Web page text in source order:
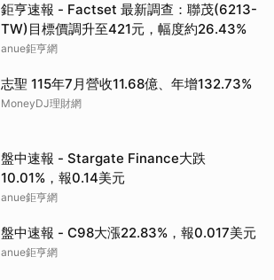
鉅亨速報 - Factset 最新調查：聯茂(6213-
TW)目標價調升至421元，幅度約26.43%
anue鉅亨網
志聖 115年7月營收11.68億、年增132.73%
MoneyDJ理財網
盤中速報 - Stargate Finance大跌
10.01%，報0.14美元
anue鉅亨網
盤中速報 - C98大漲22.83%，報0.017美元
anue鉅亨網